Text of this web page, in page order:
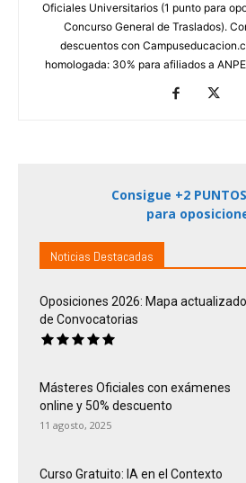
Oficiales Universitarios (1 punto para
Concurso General de Traslados).
descuentos con
homologada: 30% para afiliados a
Consigue +2
para
Noticias Destacadas
Oposiciones 2026: Mapa actualizado
de Convocatorias
Másteres Oficiales con exámenes
online y 50% descuento
11 agosto, 2025
Curso Gratuito: IA en el Contexto